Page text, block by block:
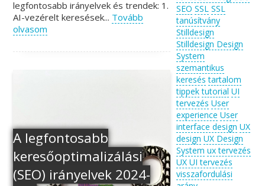
legfontosabb irányelvek és trendek: 1.
AI-vezérelt keresések... Tovább
olvasom
A legfontosabb
keresőoptimalizálási
(SEO) irányelvek 2024-
SEO SSL SSL
tanúsítvány
Stilldesign
Stilldesign Design
System
szemantikus
keresés tartalom
tippek tutorial UI
tervezés User
experience User
interface design UX
design UX Design
System ux tervezés
UX UI tervezés
visszafordulási